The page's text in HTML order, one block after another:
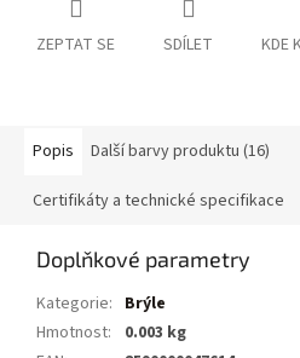
ZEPTAT SE SDÍLET KDE
Popis Další barvy produktu (16)
Certifikáty a technické specifikace
Doplňkové parametry
Kategorie: Brýle
Hmotnost:
0.003 kg